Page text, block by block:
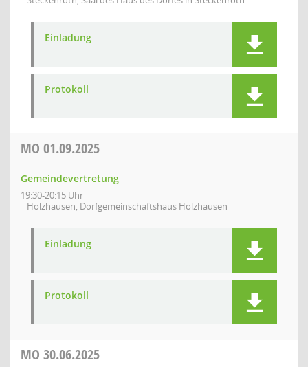
Einladung
Protokoll
MO 01.09.2025
Gemeindevertretung
19:30-20:15 Uhr
Holzhausen, Dorfgemeinschaftshaus Holzhausen
Einladung
Protokoll
MO 30.06.2025